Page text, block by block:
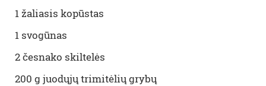
1 žaliasis kopūstas
1 svogūnas
2 česnako skiltelės
200 g juodųjų trimitėlių grybų